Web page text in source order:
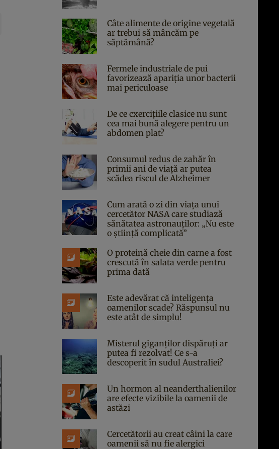
Câte alimente de origine vegetală
ar trebui să mâncăm pe
săptămână?
Fermele industriale de pui
favorizează apariția unor bacterii
mai periculoase
De ce cxercițiile clasice nu sunt
cea mai bună alegere pentru un
abdomen plat?
Consumul redus de zahăr în
primii ani de viață ar putea
scădea riscul de Alzheimer
Cum arată o zi din viața unui
cercetător NASA care studiază
sănătatea astronauților: „Nu este
o știință complicată”
O proteină cheie din carne a fost
crescută în salata verde pentru
prima dată
Este adevărat că inteligența
oamenilor scade? Răspunsul nu
este atât de simplu!
Misterul giganților dispăruți ar
putea fi rezolvat! Ce s-a
descoperit în sudul Australiei?
Un hormon al neanderthalienilor
are efecte vizibile la oamenii de
astăzi
Cercetătorii au creat câini la care
oamenii să nu fie alergici